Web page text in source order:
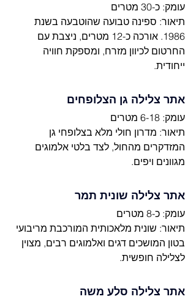
עומק: כ-30 מטרים
תיאור: ספינה טבועה שהוטבעה בשנת
1986. אורכה כ-12 מטרים, ניצבת עם
החרטום לכיוון מזרח, ומספקת חוויה
ייחודית.
אתר צלילה גן הצלופחים
עומק: 6-18 מטרים
תיאור: מדרון חולי מלא בצלופחי גן
המזדקרים מהחול, לצד בלטי אלמוגים
מגוונים ויפים.
אתר צלילה שונית תמר
עומק: כ-8 מטרים
תיאור: שונית מלאכותית המורכבת מריבועי
בטון המושכים דגים ואלמוגים רבים, מצוין
לצלילה חופשית.
אתר צלילה סלע משה